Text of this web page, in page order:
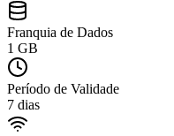
Franquia de Dados
1 GB
Período de Validade
7 dias